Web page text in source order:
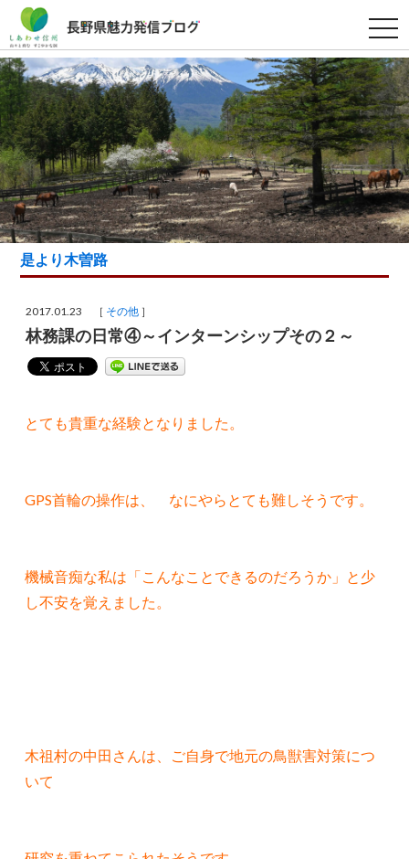
t
o
g
g
l
e
n
a
v
i
g
a
t
i
o
n
是より木曽路
2017.01.23 ［ その他 ］
林務課の日常④～インターンシップその２～
とても貴重な経験となりました。
GPS首輪の操作は、 なにやらとても難しそうです。
機械音痴な私は「こんなことできるのだろうか」と少
し不安を覚えました。
木祖村の中田さんは、ご自身で地元の鳥獣害対策につ
いて